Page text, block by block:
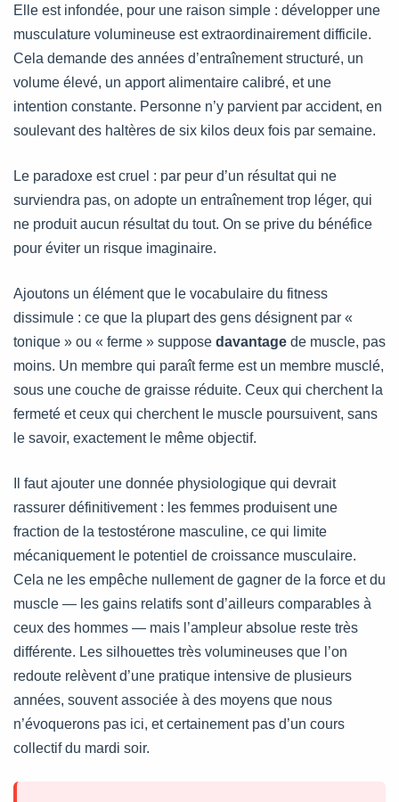
Elle est infondée, pour une raison simple : développer une
musculature volumineuse est extraordinairement difficile.
Cela demande des années d’entraînement structuré, un
volume élevé, un apport alimentaire calibré, et une
intention constante. Personne n’y parvient par accident, en
soulevant des haltères de six kilos deux fois par semaine.
Le paradoxe est cruel : par peur d’un résultat qui ne
surviendra pas, on adopte un entraînement trop léger, qui
ne produit aucun résultat du tout. On se prive du bénéfice
pour éviter un risque imaginaire.
Ajoutons un élément que le vocabulaire du fitness
dissimule : ce que la plupart des gens désignent par «
tonique » ou « ferme » suppose davantage de muscle, pas
moins. Un membre qui paraît ferme est un membre musclé,
sous une couche de graisse réduite. Ceux qui cherchent la
fermeté et ceux qui cherchent le muscle poursuivent, sans
le savoir, exactement le même objectif.
Il faut ajouter une donnée physiologique qui devrait
rassurer définitivement : les femmes produisent une
fraction de la testostérone masculine, ce qui limite
mécaniquement le potentiel de croissance musculaire.
Cela ne les empêche nullement de gagner de la force et du
muscle — les gains relatifs sont d’ailleurs comparables à
ceux des hommes — mais l’ampleur absolue reste très
différente. Les silhouettes très volumineuses que l’on
redoute relèvent d’une pratique intensive de plusieurs
années, souvent associée à des moyens que nous
n’évoquerons pas ici, et certainement pas d’un cours
collectif du mardi soir.